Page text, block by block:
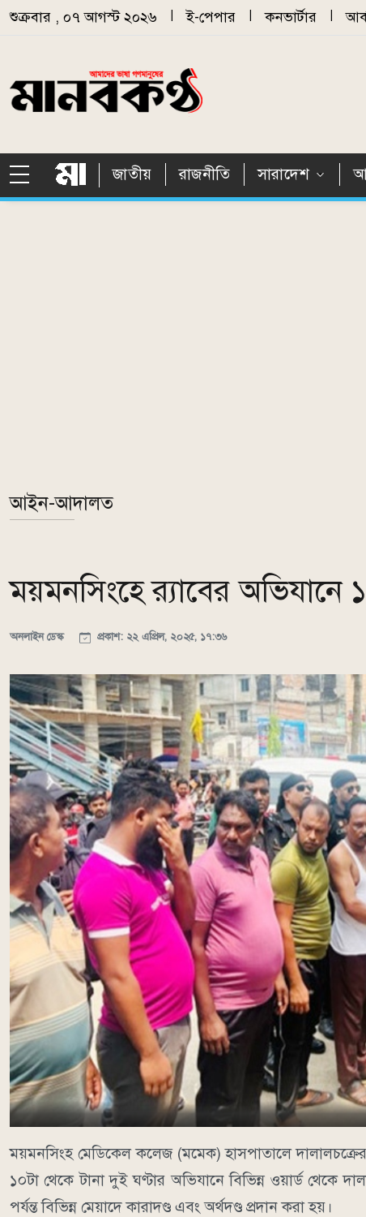
Skip to main content
শুক্রবার , ০৭ আগস্ট ২০২৬ ই-পেপার কনভার্টার
জাতীয় রাজনীতি সারাদেশ
আইন-আদালত
ময়মনসিংহে র‍্যাবের
অনলাইন ডেস্ক প্রকাশ: ২২ এপ্রিল, ২০২৫, ১৭:৩৬
ময়মনসিংহ মেডিকেল কলেজ (মমেক) হাসপাতালে
১০টা থেকে টানা দুই ঘণ্টার অভিযানে বিভিন্ন ওয়ার্ড
পর্যন্ত বিভিন্ন মেয়াদে কারাদণ্ড এবং অর্থদণ্ড প্রদান করা হয়।